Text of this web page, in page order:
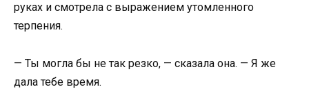
руках и смотрела с выражением утомленного
терпения.
— Ты могла бы не так резко, — сказала она. — Я же
дала тебе время.